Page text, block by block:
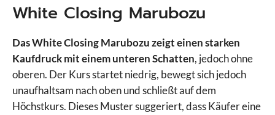
White Closing Marubozu
Das White Closing Marubozu zeigt einen starken
Kaufdruck mit einem unteren Schatten, jedoch ohne
oberen. Der Kurs startet niedrig, bewegt sich jedoch
unaufhaltsam nach oben und schließt auf dem
Höchstkurs. Dieses Muster suggeriert, dass Käufer eine